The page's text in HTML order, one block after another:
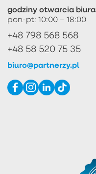
godziny otwarcia biura
pon-pt: 10:00 – 18:00
+48 798 568 568
+48 58 520 75 35
biuro@partnerzy.pl